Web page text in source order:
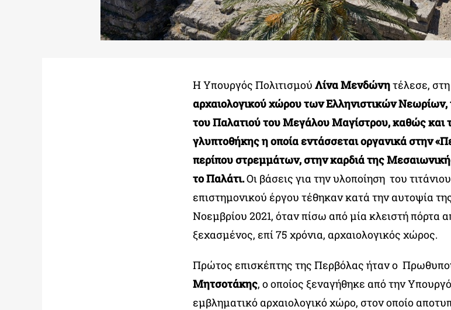
Η Υπουργός Πολιτισμού Λίνα Μενδώνητέλεσε, στη
αρχαιολογικού χώρου των Ελληνιστικών
του Παλατιού του Μεγάλου Μαγίστρου, καθώς και
γλυπτοθήκης η οποία εντάσσεται οργανικά στην
περίπου στρεμμάτων, στην καρδιά της
το Παλάτι.Οι βάσεις για την υλοποίηση του
επιστημονικού έργου τέθηκαν κατά την αυτοψία
Νοεμβρίου 2021, όταν πίσω από μία κλειστή πόρτα
ξεχασμένος, επί 75 χρόνια, αρχαιολογικός χώρος.
Πρώτος επισκέπτης της Περβόλας ήταν ο
Μητσοτάκης, ο οποίος ξεναγήθηκε από την
εμβληματικό αρχαιολογικό χώρο, στον οποίο